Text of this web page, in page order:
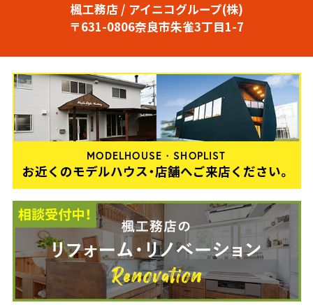
楓工務店 / アイニコグループ(株)
〒631-0806奈良市朱雀3丁目1-7
MODELHOUSE・SHOPLIST
お近くのモデルハウス・店舗へご来店ください。